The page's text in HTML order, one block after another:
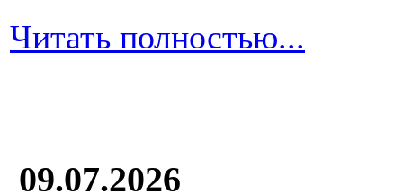
Читать полностью...
09.07.2026